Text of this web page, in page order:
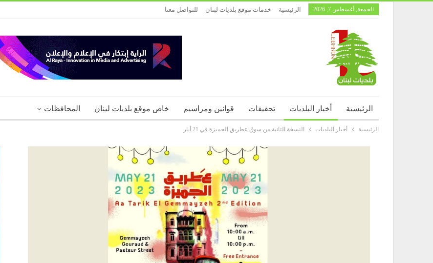
الجمعة, أغسطس 7, 2026 الرئيسية خدمات موقع بلديات لبنان للتواصل معنا
الرئيسية أخبار البلديات تحقيقات قوانين ومراسيم خاص موقع بلديات لبنان المحافظات
الرئيسية أخبار البلديات النسخة الثانية من سوق عطريق الجميزة في 21 أيار